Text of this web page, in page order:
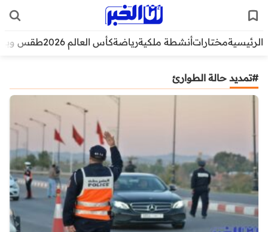
الرئيسيةمختاراتأنشطة ملكيةرياضةكأس العالم 2026 طقس
#تمديد حالة الطوارئ